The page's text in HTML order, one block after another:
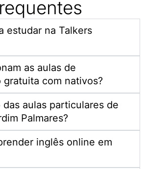
estudar na Talkers
as aulas de
gratuita com nativos?
das aulas particulares de
Palmares?
inglês online em